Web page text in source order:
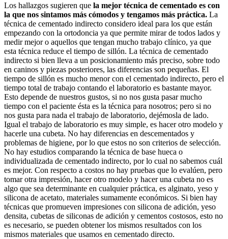
Los hallazgos sugieren que la mejor técnica de cementado es con
la que nos sintamos más cómodos y tengamos más práctica. La
técnica de cementado indirecto considero ideal para los que están
empezando con la ortodoncia ya que permite mirar de todos lados y
medir mejor o aquellos que tengan mucho trabajo clínico, ya que
esta técnica reduce el tiempo de sillón. La técnica de cementado
indirecto si bien lleva a un posicionamiento más preciso, sobre todo
en caninos y piezas posteriores, las diferencias son pequeñas. El
tiempo de sillón es mucho menor con el cementado indirecto, pero el
tiempo total de trabajo contando el laboratorio es bastante mayor.
Esto depende de nuestros gustos, si no nos gusta pasar mucho
tiempo con el paciente ésta es la técnica para nosotros; pero si no
nos gusta para nada el trabajo de laboratorio, dejémosla de lado.
Igual el trabajo de laboratorio es muy simple, es hacer otro modelo y
hacerle una cubeta. No hay diferencias en descementados y
problemas de higiene, por lo que estos no son criterios de selección.
No hay estudios comparando la técnica de base hueca o
individualizada de cementado indirecto, por lo cual no sabemos cuál
es mejor. Con respecto a costos no hay pruebas que lo evalúen, pero
tomar otra impresión, hacer otro modelo y hacer una cubeta no es
algo que sea determinante en cualquier práctica, es alginato, yeso y
silicona de acetato, materiales sumamente económicos. Si bien hay
técnicas que promueven impresiones con silicona de adición, yeso
densita, cubetas de siliconas de adición y cementos costosos, esto no
es necesario, se pueden obtener los mismos resultados con los
mismos materiales que usamos en cementado directo.